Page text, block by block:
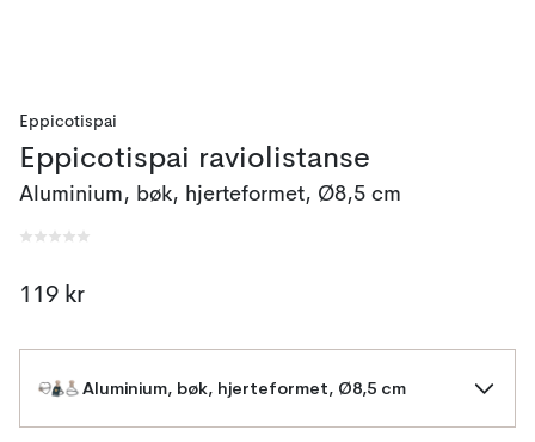
Eppicotispai
Eppicotispai raviolistanse
Aluminium, bøk, hjerteformet, Ø8,5 cm
119 kr
Aluminium, bøk, hjerteformet, Ø8,5 cm